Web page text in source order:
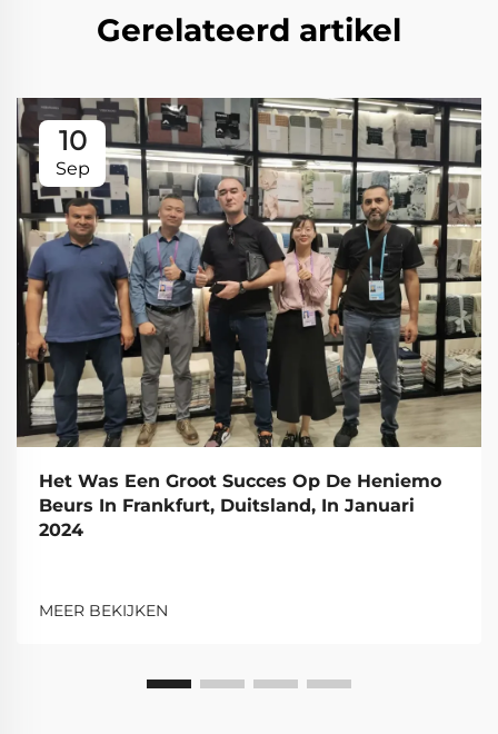
Gerelateerd artikel
10
Sep
Het Was Een Groot Succes Op De Heniemo
Beurs In Frankfurt, Duitsland, In Januari
2024
MEER BEKIJKEN